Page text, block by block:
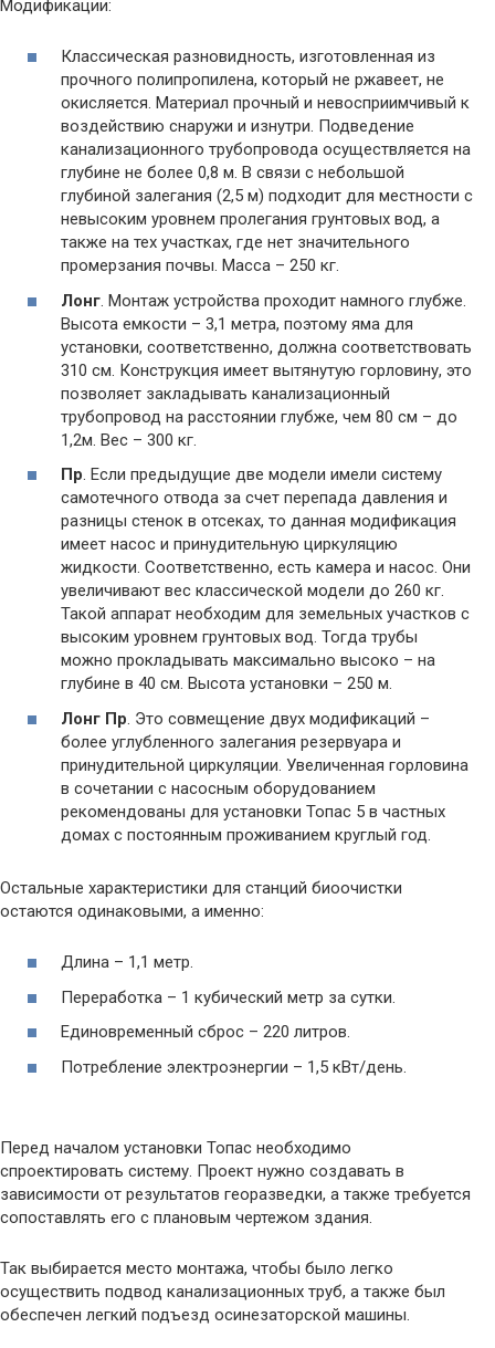
Модификации:
Классическая разновидность, изготовленная из
прочного полипропилена, который не ржавеет, не
окисляется. Материал прочный и невосприимчивый к
воздействию снаружи и изнутри. Подведение
канализационного трубопровода осуществляется на
глубине не более 0,8 м. В связи с небольшой
глубиной залегания (2,5 м) подходит для местности с
невысоким уровнем пролегания грунтовых вод, а
также на тех участках, где нет значительного
промерзания почвы. Масса – 250 кг.
Лонг. Монтаж устройства проходит намного глубже.
Высота емкости – 3,1 метра, поэтому яма для
установки, соответственно, должна соответствовать
310 см. Конструкция имеет вытянутую горловину, это
позволяет закладывать канализационный
трубопровод на расстоянии глубже, чем 80 см – до
1,2м. Вес – 300 кг.
Пр. Если предыдущие две модели имели систему
самотечного отвода за счет перепада давления и
разницы стенок в отсеках, то данная модификация
имеет насос и принудительную циркуляцию
жидкости. Соответственно, есть камера и насос. Они
увеличивают вес классической модели до 260 кг.
Такой аппарат необходим для земельных участков с
высоким уровнем грунтовых вод. Тогда трубы
можно прокладывать максимально высоко – на
глубине в 40 см. Высота установки – 250 м.
Лонг Пр. Это совмещение двух модификаций –
более углубленного залегания резервуара и
принудительной циркуляции. Увеличенная горловина
в сочетании с насосным оборудованием
рекомендованы для установки Топас 5 в частных
домах с постоянным проживанием круглый год.
Остальные характеристики для станций биоочистки
остаются одинаковыми, а именно:
Длина – 1,1 метр.
Переработка – 1 кубический метр за сутки.
Единовременный сброс – 220 литров.
Потребление электроэнергии – 1,5 кВт/день.
Перед началом установки Топас необходимо
спроектировать систему. Проект нужно создавать в
зависимости от результатов георазведки, а также требуется
сопоставлять его с плановым чертежом здания.
Так выбирается место монтажа, чтобы было легко
осуществить подвод канализационных труб, а также был
обеспечен легкий подъезд осинезаторской машины.